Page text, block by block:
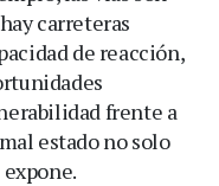
carreteras
de reacción,
frente a
estado no solo